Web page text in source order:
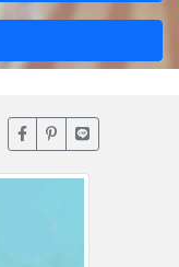
臉書分享(另開新視窗)
噗浪分享(另開新
Line分享(另